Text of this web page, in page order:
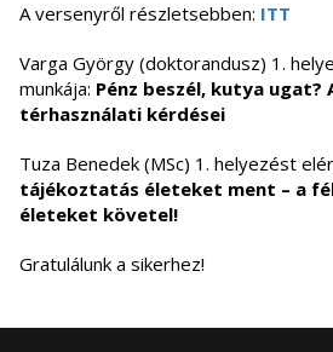
A versenyről részletsebben: ITT
Varga György (doktorandusz) 1.
munkája: Pénz beszél, kutya
térhasználati kérdései
Tuza Benedek (MSc) 1. helyezést
tájékoztatás életeket ment – a
életeket követel!
Gratulálunk a sikerhez!